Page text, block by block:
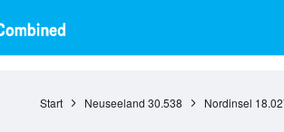
Start Neuseeland 30.538 Nordinsel